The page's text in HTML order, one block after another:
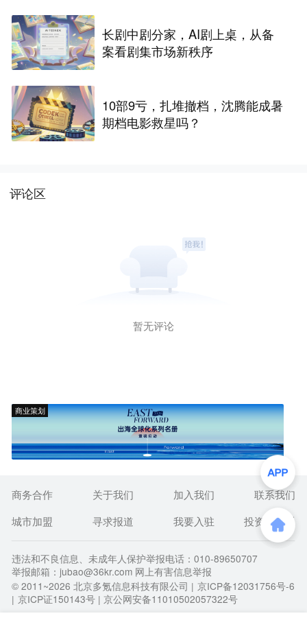
长剧中剧分家，AI剧上桌，从备
案看剧集市场新秩序
10部9亏，扎堆撤档，沈腾能成暑
期档电影救星吗？
评论区
暂无评论
商业策划
商务合作 关于我们 加入我们
联系我们
城市加盟
寻求报道 我要入驻 投资者关系
违法和不良信息、未成年人保护举报电话：010-89650707
举报邮箱：jubao@36kr.com 网上有害信息举报
© 2011~2026 北京多氪信息科技有限公司 | 京ICP备12031756号-6
| 京ICP证150143号 | 京公网安备11010502057322号